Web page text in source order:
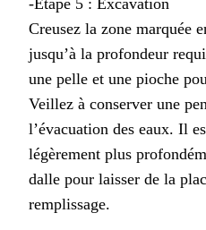
-Étape 5 : Excavation
Creusez la zone marquée
jusqu’à la profondeur
une pelle et une pioche
Veillez à conserver une
l’évacuation des eaux. Il
légèrement plus
dalle pour laisser de la
remplissage.